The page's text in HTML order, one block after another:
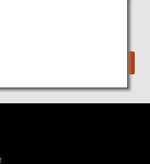
ANAではさまざまな特別機内食を提供し
前にお申し込みください。
）について、詳しくはこちら